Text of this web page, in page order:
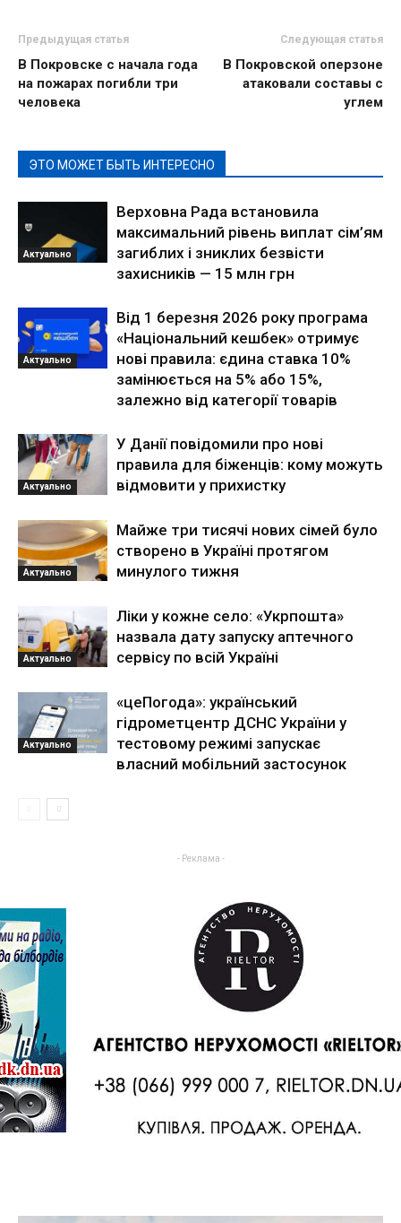
Предыдущая статья
В Покровске с начала года
на пожарах погибли три
человека
Следующая статья
В Покровской оперзоне
атаковали составы с
углем
ЭТО МОЖЕТ БЫТЬ ИНТЕРЕСНО
Актуально
Верховна Рада встановила
максимальний рівень виплат сім’ям
загиблих і зниклих безвісти
захисників — 15 млн грн
Актуально
Від 1 березня 2026 року програма
«Національний кешбек» отримує
нові правила: єдина ставка 10%
замінюється на 5% або 15%,
залежно від категорії товарів
Актуально
У Данії повідомили про нові
правила для біженців: кому можуть
відмовити у прихистку
Актуально
Майже три тисячі нових сімей було
створено в Україні протягом
минулого тижня
Актуально
Ліки у кожне село: «Укрпошта»
назвала дату запуску аптечного
сервісу по всій Україні
Актуально
«цеПогода»: український
гідрометцентр ДСНС України у
тестовому режимі запускає
власний мобільний застосунок
- Реклама -